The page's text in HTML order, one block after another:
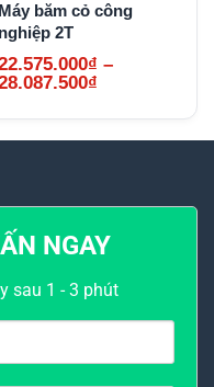
Máy băm cỏ công
nghiệp 2T
₫ –
₫Khoảng
từ
22.575.000₫
NGAY
sau 1 - 3 phút